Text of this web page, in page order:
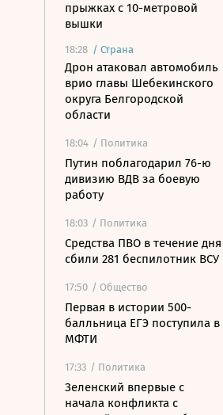
прыжках с 10-метровой
вышки
18:28 / Страна
Дрон атаковал автомобиль
врио главы Шебекинского
округа Белгородской
области
18:04 / Политика
Путин поблагодарил 76-ю
дивизию ВДВ за боевую
работу
18:03 / Политика
Средства ПВО в течение дня
сбили 281 беспилотник ВСУ
17:50 / Общество
Первая в истории 500-
балльница ЕГЭ поступила в
МФТИ
17:33 / Политика
Зеленский впервые с
начала конфликта с